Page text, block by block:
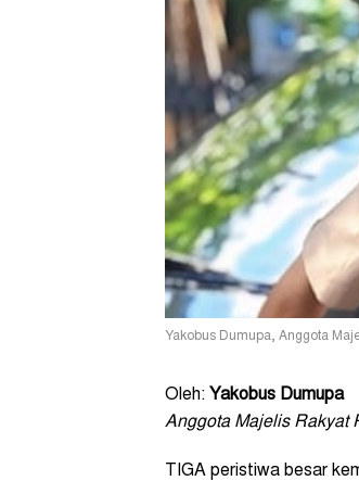
Yakobus Dumupa, Anggota
Oleh: Yakobus Dumupa
Anggota Majelis Rakyat
TIGA peristiwa besar